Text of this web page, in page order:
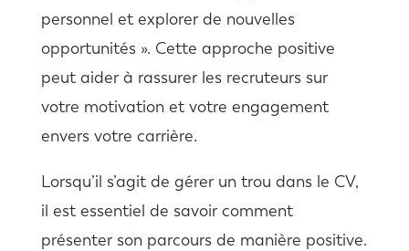
personnel et explorer de nouvelles
opportunités ». Cette approche positive
peut aider à rassurer les recruteurs sur
votre motivation et votre engagement
envers votre carrière.
Lorsqu’il s’agit de gérer un trou dans le CV,
il est essentiel de savoir comment
présenter son parcours de manière positive.